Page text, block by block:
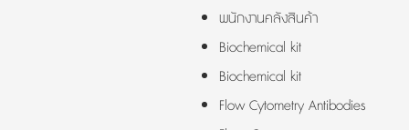
พนักงานคลังสินค้า
Biochemical kit
Biochemical kit
Flow Cytometry Antibodies